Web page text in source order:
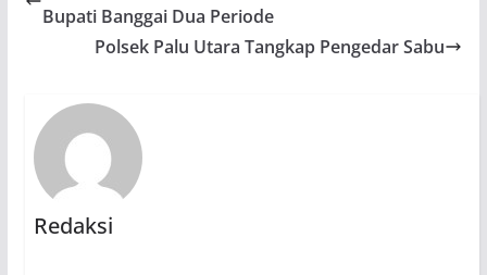
Bupati Banggai Dua Periode
Polsek Palu Utara Tangkap Pengedar Sabu
Redaksi